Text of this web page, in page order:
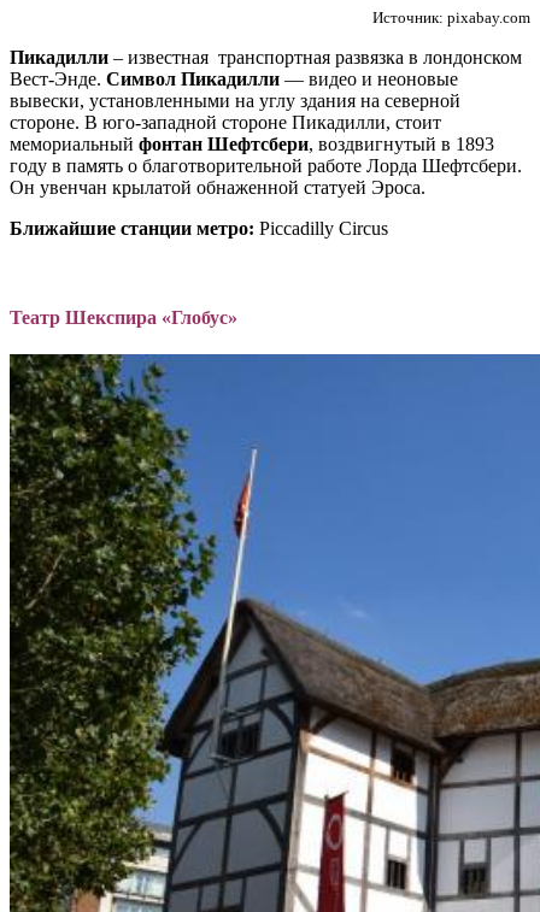
Источник: pixabay.com
Пикадилли – известная транспортная развязка в лондонском
Вест-Энде. Символ Пикадилли — видео и неоновые
вывески, установленными на углу здания на северной
стороне. В юго-западной стороне Пикадилли, стоит
мемориальный фонтан Шефтсбери, воздвигнутый в 1893
году в память о благотворительной работе Лорда Шефтсбери.
Он увенчан крылатой обнаженной статуей Эроса.
Ближайшие станции метро: Piccadilly Circus
Театр Шекспира «Глобус»